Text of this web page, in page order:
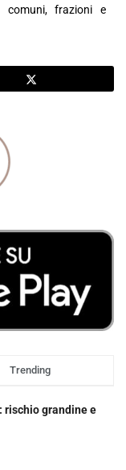
comuni, frazioni e
Trending
rischio grandine e